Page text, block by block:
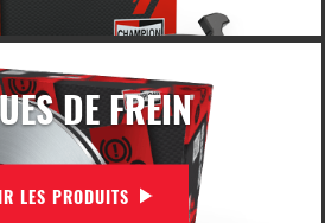
DE FREIN
LES PRODUITS